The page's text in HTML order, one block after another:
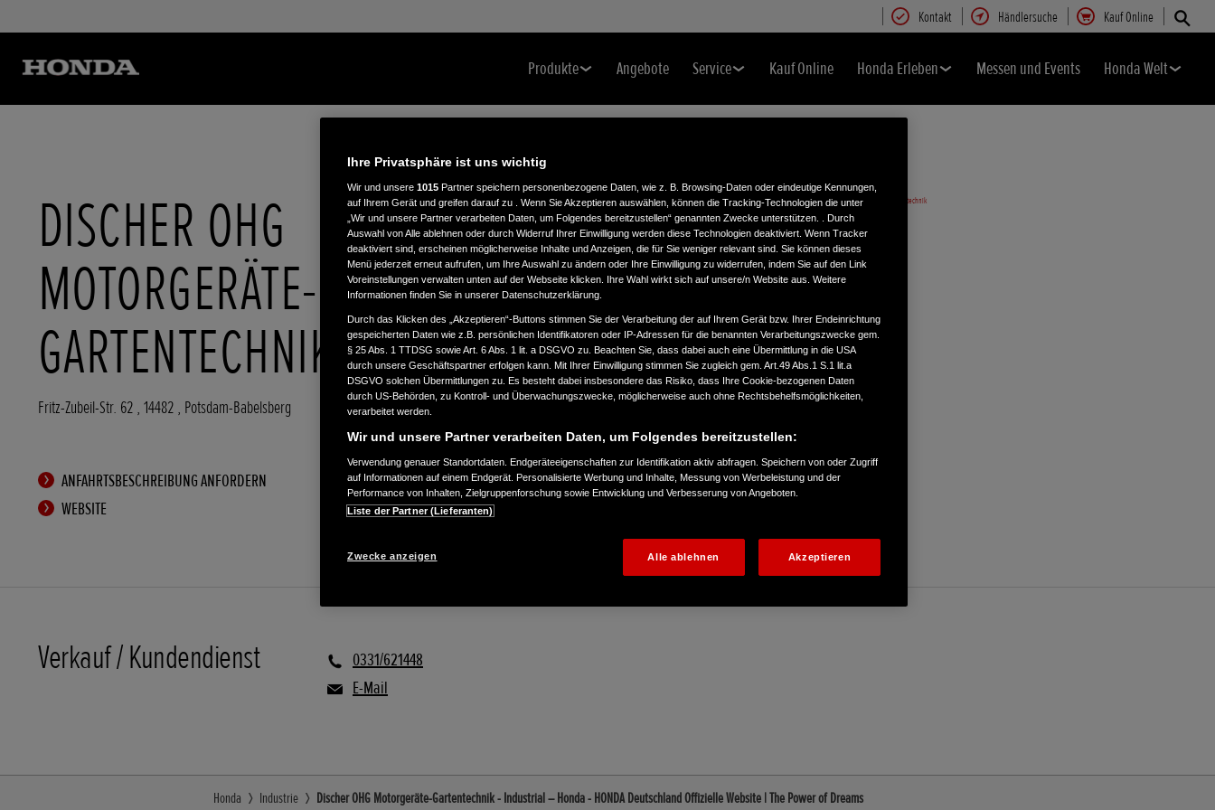
Kontakt Händlersuche Kauf Online
Produkte Angebote Service Kauf Online Honda Erleben Messen und Events Honda Welt
DISCHER OHG
MOTORGERÄTE-
GARTENTECHNIK
Fritz-Zubeil-Str. 62 , 14482 , Potsdam-Babelsberg
ANFAHRTSBESCHREIBUNG ANFORDERN
WEBSITE
Verkauf / Kundendienst
0331/621448
E-Mail
Honda Industrie Discher OHG Motorgeräte-Gartentechnik - Industrial – Honda - HONDA Deutschland Offizielle Website | The Power of Dreams
Ihre Privatsphäre ist uns wichtig
Wir und unsere 1015 Partner speichern personenbezogene Daten, wie z. B. Browsing-Daten oder eindeutige Kennungen,
auf Ihrem Gerät und greifen darauf zu . Wenn Sie Akzeptieren auswählen, können die Tracking-Technologien die unter
„Wir und unsere Partner verarbeiten Daten, um Folgendes bereitzustellen“ genannten Zwecke unterstützen. . Durch
Auswahl von Alle ablehnen oder durch Widerruf Ihrer Einwilligung werden diese Technologien deaktiviert. Wenn Tracker
deaktiviert sind, erscheinen möglicherweise Inhalte und Anzeigen, die für Sie weniger relevant sind. Sie können dieses
Menü jederzeit erneut aufrufen, um Ihre Auswahl zu ändern oder Ihre Einwilligung zu widerrufen, indem Sie auf den Link
Voreinstellungen verwalten unten auf der Webseite klicken. Ihre Wahl wirkt sich auf unsere/n Website aus. Weitere
Informationen finden Sie in unserer Datenschutzerklärung.
Durch das Klicken des „Akzeptieren“-Buttons stimmen Sie der Verarbeitung der auf Ihrem Gerät bzw. Ihrer Endeinrichtung
gespeicherten Daten wie z.B. persönlichen Identifikatoren oder IP-Adressen für die benannten Verarbeitungszwecke gem.
§ 25 Abs. 1 TTDSG sowie Art. 6 Abs. 1 lit. a DSGVO zu. Beachten Sie, dass dabei auch eine Übermittlung in die USA
durch unsere Geschäftspartner erfolgen kann. Mit Ihrer Einwilligung stimmen Sie zugleich gem. Art.49 Abs.1 S.1 lit.a
DSGVO solchen Übermittlungen zu. Es besteht dabei insbesondere das Risiko, dass Ihre Cookie-bezogenen Daten
durch US-Behörden, zu Kontroll- und Überwachungszwecke, möglicherweise auch ohne Rechtsbehelfsmöglichkeiten,
verarbeitet werden.
Wir und unsere Partner verarbeiten Daten, um Folgendes bereitzustellen:
Verwendung genauer Standortdaten. Endgeräteeigenschaften zur Identifikation aktiv abfragen. Speichern von oder Zugriff
auf Informationen auf einem Endgerät. Personalisierte Werbung und Inhalte, Messung von Werbeleistung und der
Performance von Inhalten, Zielgruppenforschung sowie Entwicklung und Verbesserung von Angeboten.
Liste der Partner (Lieferanten)
Zwecke anzeigen Alle ablehnen Akzeptieren